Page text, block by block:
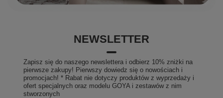
NEWSLETTER
Zapisz się do naszego newslettera i odbierz 10% zniżki na
pierwsze zakupy! Pierwszy dowiedz się o nowościach i
promocjach! * Rabat nie dotyczy produktów z wyprzedaży i
ofert specjalnych oraz modelu GOYA i zestawów z nim
stworzonych